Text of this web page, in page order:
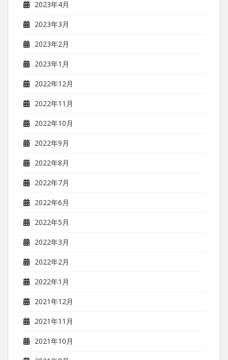
2023年4月
2023年3月
2023年2月
2023年1月
2022年12月
2022年11月
2022年10月
2022年9月
2022年8月
2022年7月
2022年6月
2022年5月
2022年3月
2022年2月
2022年1月
2021年12月
2021年11月
2021年10月